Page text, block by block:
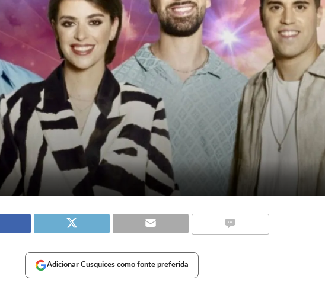
Adicionar Cusquices como fonte preferida